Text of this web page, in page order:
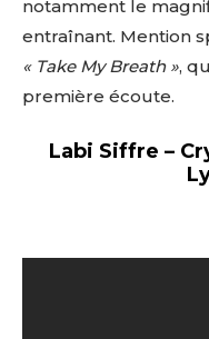
notamment le
entraînant. Mention
« Take My Breath »,
première écoute.
Labi Siffre –